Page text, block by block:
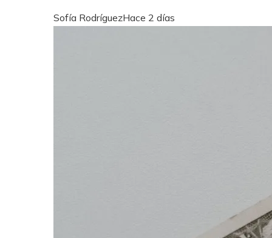
Sofía RodríguezHace 2 días